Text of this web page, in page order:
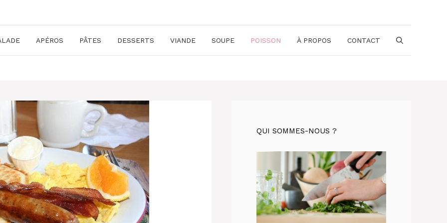
APÉROS PÂTES DESSERTS VIANDE SOUPE POISSON À PROPOS CONTACT
QUI SOMMES-NOUS ?